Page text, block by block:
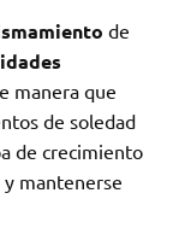
de
manera que
de soledad
de crecimiento
mantenerse